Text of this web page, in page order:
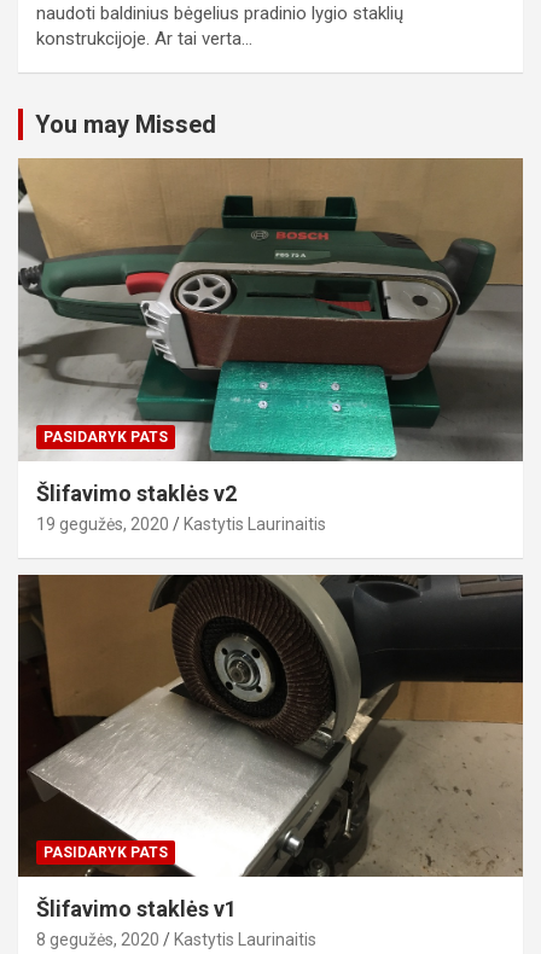
naudoti baldinius bėgelius pradinio lygio staklių
konstrukcijoje. Ar tai verta…
You may Missed
PASIDARYK PATS
Šlifavimo staklės v2
19 gegužės, 2020 Kastytis Laurinaitis
PASIDARYK PATS
Šlifavimo staklės v1
8 gegužės, 2020 Kastytis Laurinaitis